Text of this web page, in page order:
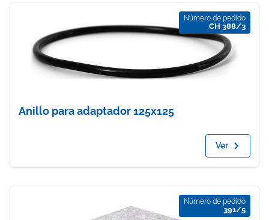
Número de pedido
CH 388/3
Anillo para adaptador 125x125
Ver
Número de pedido
391/5